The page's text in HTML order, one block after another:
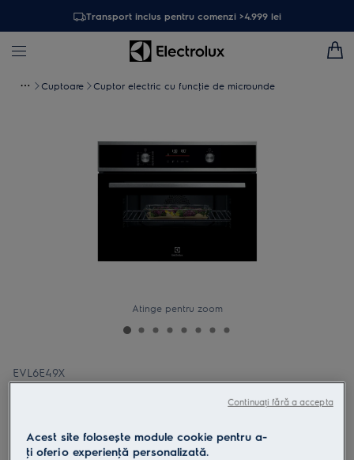
Transport inclus pentru comenzi >4.999 lei
Cuptoare Cuptor electric cu funcţie de microunde
Atinge pentru zoom
EVL6E49X
Cuptor electric CombiQuick 44 litri
4.8 (31)
Beneficii
Acest site folosește module cookie pentru a-
ţi oferi o experienţă personalizată.
Continuați fără a accepta